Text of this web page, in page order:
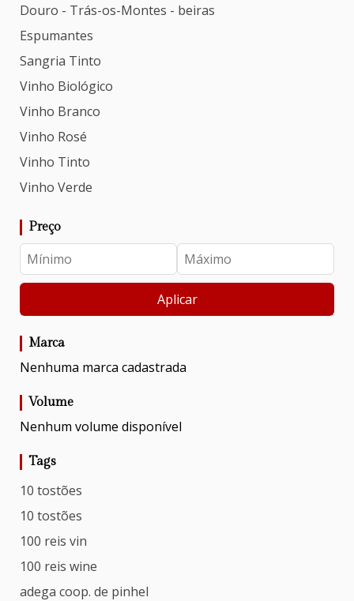
Douro - Trás-os-Montes - beiras
Espumantes
Sangria Tinto
Vinho Biológico
Vinho Branco
Vinho Rosé
Vinho Tinto
Vinho Verde
Preço
Aplicar
Marca
Nenhuma marca cadastrada
Volume
Nenhum volume disponível
Tags
10 tostões
10 tostões
100 reis vin
100 reis wine
adega coop. de pinhel